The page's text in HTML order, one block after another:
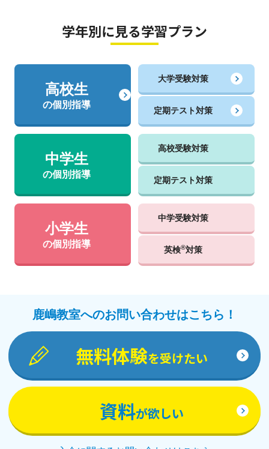
学年別に見る学習プラン
高校生
の個別指導
大学受験対策
定期テスト対策
中学生
の個別指導
高校受験対策
定期テスト対策
小学生
の個別指導
中学受験対策
英検®対策
鹿嶋教室へのお問い合わせはこちら！
無料体験を受けたい
資料が欲しい